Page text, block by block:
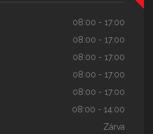
08:00 - 17:00
08:00 - 17:00
08:00 - 17:00
08:00 - 17:00
08:00 - 17:00
08:00 - 14:00
Zárva